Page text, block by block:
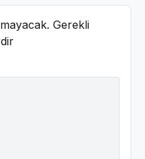
Gerekli